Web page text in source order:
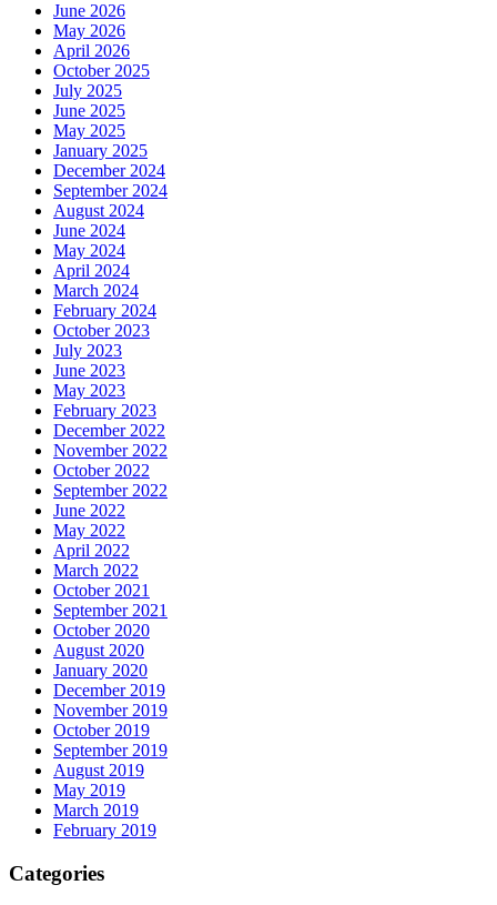
June 2026
May 2026
April 2026
October 2025
July 2025
June 2025
May 2025
January 2025
December 2024
September 2024
August 2024
June 2024
May 2024
April 2024
March 2024
February 2024
October 2023
July 2023
June 2023
May 2023
February 2023
December 2022
November 2022
October 2022
September 2022
June 2022
May 2022
April 2022
March 2022
October 2021
September 2021
October 2020
August 2020
January 2020
December 2019
November 2019
October 2019
September 2019
August 2019
May 2019
March 2019
February 2019
Categories